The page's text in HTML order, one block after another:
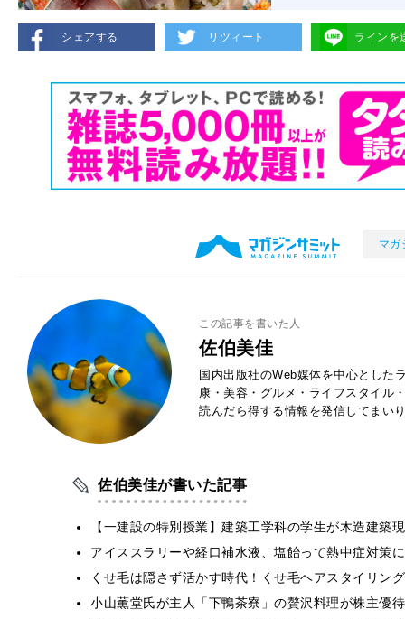
シェアする リツィート ラインを
マガ
この記事を書いた人
佐伯美佳
国内出版社のWeb媒体を中心とした
康・美容・グルメ・ライフスタイル
読んだら得する情報を発信してまい
佐伯美佳が書いた記事
【一建設の特別授業】建築工学科の学生が木造建
アイススラリーや経口補水液、塩飴って熱中症対策
くせ毛は隠さず活かす時代！くせ毛ヘアスタイリン
小山薫堂氏が主人「下鴨茶寮」の贅沢料理が株主優